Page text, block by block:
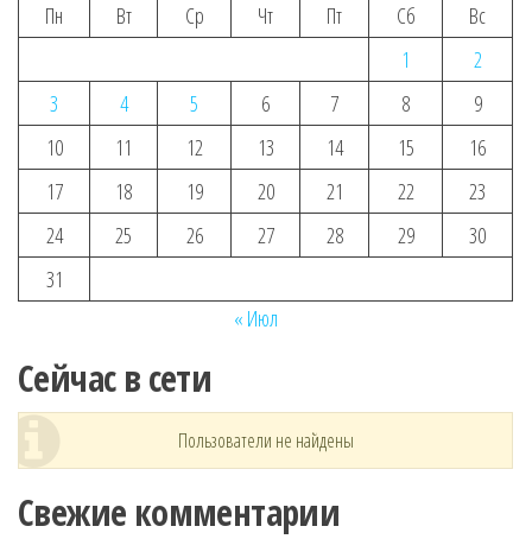
Пн
Вт Ср Чт Пт Сб
Вс
1
2
3
4 5 6 7 8
9
10
11 12 13 14 15
16
17
18 19 20 21 22
23
24
25 26 27 28 29
30
31
« Июл
Сейчас в сети
Пользователи не найдены
Свежие комментарии